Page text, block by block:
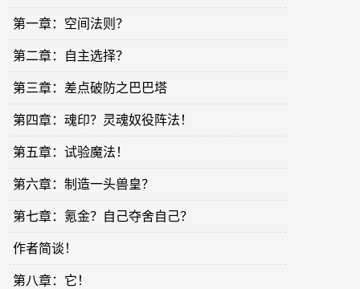
第一章：空间法则？
第二章：自主选择？
第三章：差点破防之巴巴塔
第四章：魂印？灵魂奴役阵法！
第五章：试验魔法！
第六章：制造一头兽皇？
第七章：氪金？自己夺舍自己？
作者简谈！
第八章：它！